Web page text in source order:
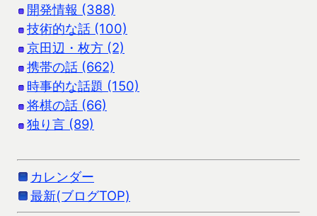
開発情報 (388)
技術的な話 (100)
京田辺・枚方 (2)
携帯の話 (662)
時事的な話題 (150)
将棋の話 (66)
独り言 (89)
カレンダー
最新(ブログTOP)